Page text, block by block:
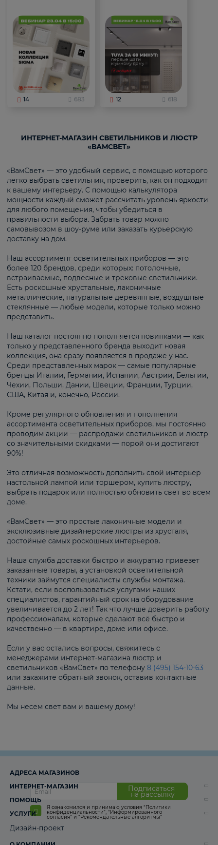
14 683 12 618
ИНТЕРНЕТ-МАГАЗИН СВЕТИЛЬНИКОВ И ЛЮСТР
«ВАМСВЕТ»
«ВамСвет» — это удобный сервис, с помощью которого
легко выбрать светильник, проверить, как он подходит
к вашему интерьеру. С помощью калькулятора
мощности каждый сможет рассчитать уровень яркости
для любого помещения, чтобы убедиться в
правильности выбора. Забрать товар можно
самовывозом в шоу-руме или заказать курьерскую
доставку на дом.
Наш ассортимент осветительных приборов — это
более 120 брендов, среди которых: потолочные,
встраиваемые, подвесные и трековые светильники.
Есть роскошные хрустальные, лаконичные
металлические, натуральные деревянные, воздушные
стеклянные — любые модели, которые только можно
представить.
Наш каталог постоянно пополняется новинками — как
только у представленного бренда выходит новая
коллекция, она сразу появляется в продаже у нас.
Среди представленных марок — самые популярные
бренды Италии, Германии, Испании, Австрии, Бельгии,
Чехии, Польши, Дании, Швеции, Франции, Турции,
США, Китая и, конечно, России.
Кроме регулярного обновления и пополнения
ассортимента осветительных приборов, мы постоянно
проводим акции — распродажи светильников и люстр
со значительными скидками — порой они достигают
90%!
Это отличная возможность дополнить свой интерьер
настольной лампой или торшером, купить люстру,
выбрать подарок или полностью обновить свет во всем
доме.
«ВамСвет» — это простые лаконичные модели и
эксклюзивные дизайнерские люстры из хрусталя,
достойные самых роскошных интерьеров.
Наша служба доставки быстро и аккуратно привезет
заказанные товары, а установкой осветительной
техники займутся специалисты службы монтажа.
Кстати, если воспользоваться услугами наших
специалистов, гарантийный срок на оборудование
увеличивается до 2 лет! Так что лучше доверить работу
профессионалам, которые сделают всё быстро и
качественно — в квартире, доме или офисе.
Если у вас остались вопросы, свяжитесь с
менеджерами интернет-магазина люстр и
светильников «ВамСвет» по телефону 8 (495) 154-10-63
или закажите обратный звонок, оставив контактные
данные.
Мы несем свет вам и вашему дому!
Подписаться
на рассылку
Я ознакомился и принимаю условия “Политики
конфиденциальности”, “Информированного
согласия“ и “Рекомендательные алгоритмы“
АДРЕСА МАГАЗИНОВ
ИНТЕРНЕТ-МАГАЗИН
ПОМОЩЬ
УСЛУГИ
Дизайн-проект